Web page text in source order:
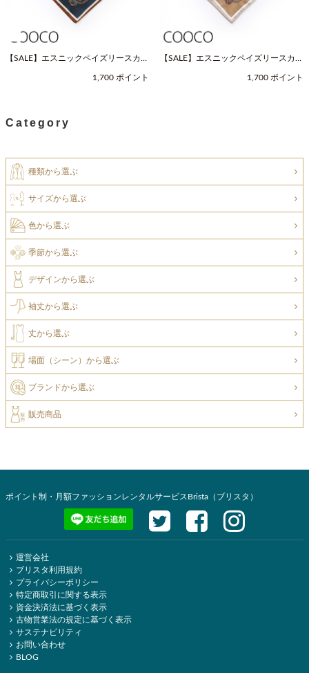
【SALE】エスニックペイズリースカー
1,700 ポイント
【SALE】エスニックペイズリースカー
1,700 ポイント
Category
種類から選ぶ
サイズから選ぶ
色から選ぶ
季節から選ぶ
デザインから選ぶ
袖丈から選ぶ
丈から選ぶ
場面（シーン）から選ぶ
ブランドから選ぶ
販売商品
ポイント制・月額ファッションレンタルサービスBrista（ブリスタ）
運営会社
ブリスタ利用規約
プライバシーポリシー
特定商取引に関する表示
資金決済法に基づく表示
古物営業法の規定に基づく表示
サステナビリティ
お問い合わせ
BLOG